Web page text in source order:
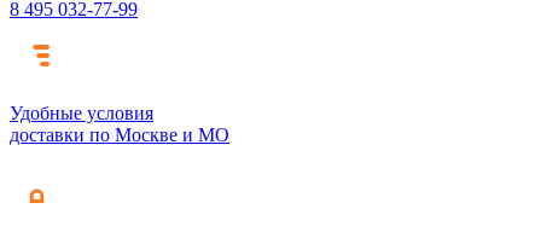
8 495 032-77-99
Удобные условия
доставки по Москве и МО